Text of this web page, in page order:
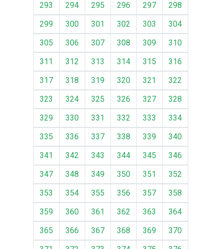
293
294 295 296 297
298
299
300 301 302 303
304
305
306 307 308 309
310
311
312 313 314 315
316
317
318 319 320 321
322
323
324 325 326 327
328
329
330 331 332 333
334
335
336 337 338 339
340
341
342 343 344 345
346
347
348 349 350 351
352
353
354 355 356 357
358
359
360 361 362 363
364
365
366 367 368 369
370